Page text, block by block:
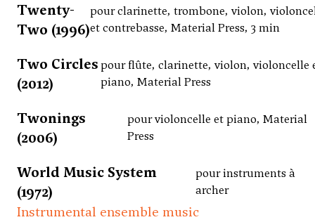
Twenty-
Two (1996)
pour clarinette, trombone, violon,
et contrebasse, Material Press, 3 min
Two Circles
(2012)
pour flûte, clarinette, violon, violoncelle
piano, Material Press
Twonings
(2006)
pour violoncelle et piano, Material
Press
World Music System
(1972)
pour instruments à
archer
Instrumental ensemble music